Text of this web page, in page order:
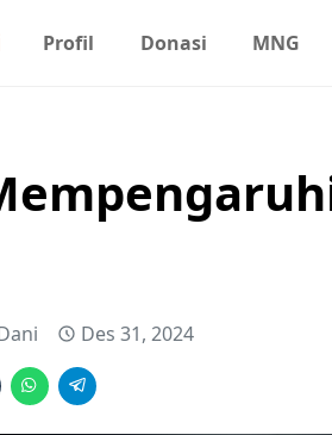
Profil Donasi MNG
Des 31, 2024